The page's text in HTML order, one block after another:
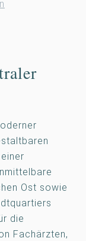
Ost sowie
die
Fachärzten,